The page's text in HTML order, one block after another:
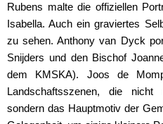
Rubens malte die offiziellen
Isabella. Auch ein graviertes
zu sehen. Anthony van Dyck
Snijders und den Bischof
dem KMSKA). Joos de
Landschaftsszenen, die
sondern das Hauptmotiv der